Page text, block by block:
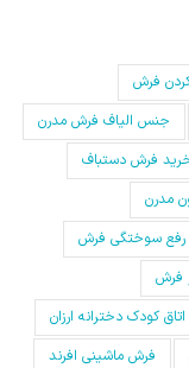
فرش
جنس الیاف فرش مدرن
فرش دستباف
مدرن
رفع سوختگی فرش
فرش
کودک دخترانه ارزان
فرش ماشینی افرند